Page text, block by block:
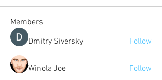
Members
Dmitry Siversky
Follow
Winola Joe Follow